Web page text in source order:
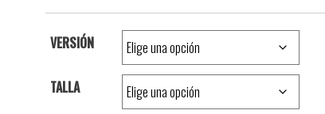
VERSIÓN
TALLA